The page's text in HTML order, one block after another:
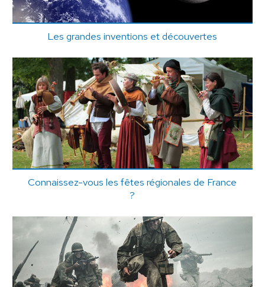
Les grandes inventions et découvertes
Connaissez-vous les fêtes régionales de France
?